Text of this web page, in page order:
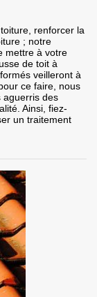
renforcer la
; notre
mettre à votre
de toit à
veilleront à
ce faire, nous
aguerris des
Ainsi, fiez-
un traitement